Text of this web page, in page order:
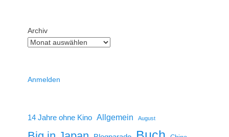
Archiv
Anmelden
14 Jahre ohne Kino Allgemein August